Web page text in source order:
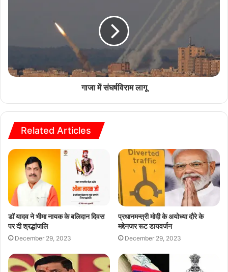
गाजा में संघर्षविराम लागू
Related Articles
डॉ यादव ने भीमा नायक के बलिदान दिवस
पर दी श्रद्धांजलि
December 29, 2023
प्रधानमन्त्री मोदी के अयोध्या दौरे के
मद्देनजर रूट डायवर्जन
December 29, 2023